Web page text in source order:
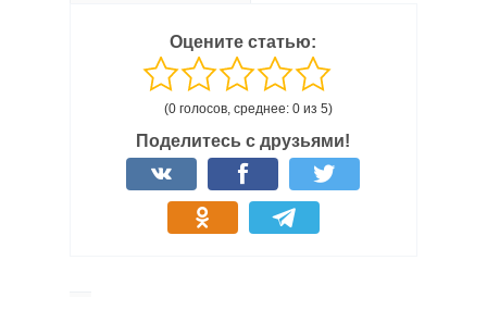
Оцените статью:
(0 голосов, среднее: 0 из 5)
Поделитесь с друзьями!